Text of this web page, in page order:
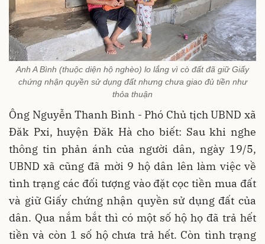
Anh A Bình (thuộc diện hộ nghèo) lo lắng vì cò đất đã giữ Giấy
chứng nhận quyền sử dụng đất nhưng chưa giao đủ tiền như
thỏa thuận
Ông Nguyễn Thanh Bình - Phó Chủ tịch UBND xã
Đăk Pxi, huyện Đăk Hà cho biết: Sau khi nghe
thông tin phản ánh của người dân, ngày 19/5,
UBND xã cũng đã mời 9 hộ dân lên làm việc về
tình trạng các đối tượng vào đặt cọc tiền mua đất
và giữ Giấy chứng nhận quyền sử dụng đất của
dân. Qua nắm bắt thì có một số hộ họ đã trả hết
tiền và còn 1 số hộ chưa trả hết. Còn tình trạng